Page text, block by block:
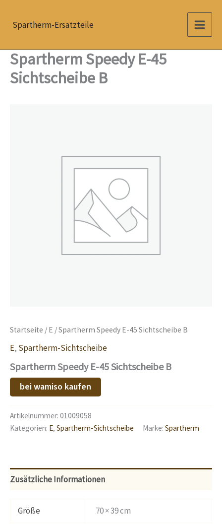
InhaltSpartherm-Ersatzteile
Spartherm Speedy E-45
Sichtscheibe B
Startseite / E / Spartherm Speedy E-45 Sichtscheibe B
E, Spartherm-Sichtscheibe
Spartherm Speedy E-45 Sichtscheibe B
bei wamiso kaufen
Artikelnummer: 01009058
Kategorien: E, Spartherm-Sichtscheibe Marke: Spartherm
Zusätzliche Informationen
Größe 70 × 39 cm